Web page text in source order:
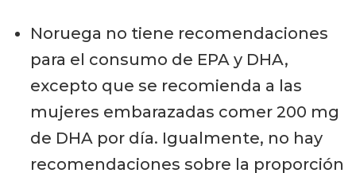
Noruega no tiene recomendaciones
para el consumo de EPA y DHA,
excepto que se recomienda a las
mujeres embarazadas comer 200 mg
de DHA por día. Igualmente, no hay
recomendaciones sobre la proporción